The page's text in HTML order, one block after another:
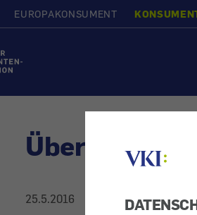
EUROPAKONSUMENT
Übergewicht
25.5.2016